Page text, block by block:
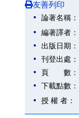
友善列印
論著名稱：
編著譯者：
出版日期：
刊登出處：
頁 數：
下載點數：
授 權 者：